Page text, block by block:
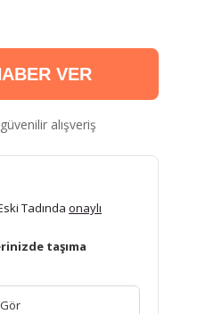
VER
güvenilir alışveriş
Tadında onaylı
taşıma